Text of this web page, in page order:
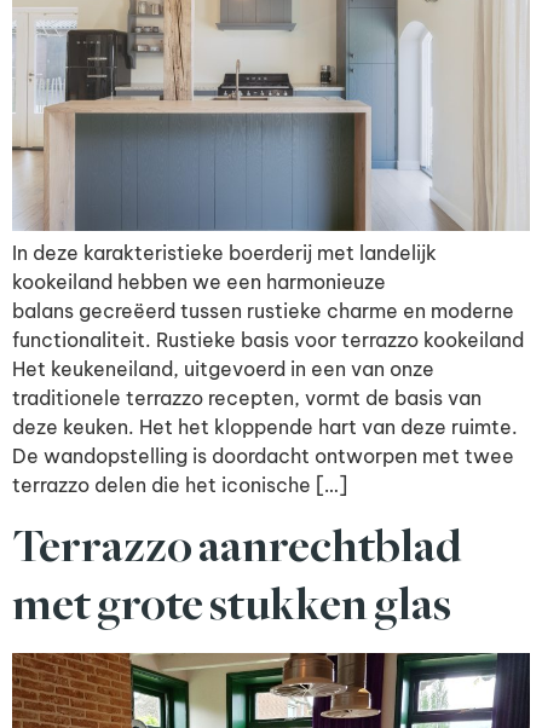
In deze karakteristieke boerderij met landelijk
kookeiland hebben we een harmonieuze
balans gecreëerd tussen rustieke charme en moderne
functionaliteit. Rustieke basis voor terrazzo kookeiland
Het keukeneiland, uitgevoerd in een van onze
traditionele terrazzo recepten, vormt de basis van
deze keuken. Het het kloppende hart van deze ruimte.
De wandopstelling is doordacht ontworpen met twee
terrazzo delen die het iconische […]
Terrazzo aanrechtblad
met grote stukken glas